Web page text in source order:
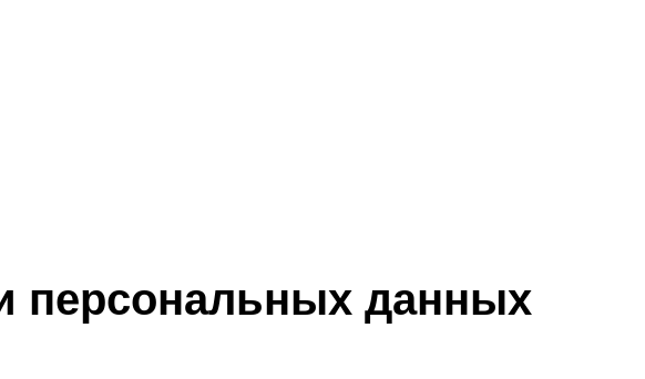
персональных данных